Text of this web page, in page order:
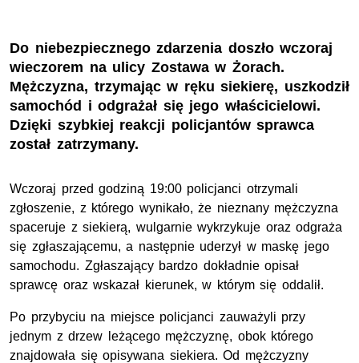
Do niebezpiecznego zdarzenia doszło wczoraj
wieczorem na ulicy Zostawa w Żorach.
Mężczyzna, trzymając w ręku siekierę, uszkodził
samochód i odgrażał się jego właścicielowi.
Dzięki szybkiej reakcji policjantów sprawca
został zatrzymany.
Wczoraj przed godziną 19:00 policjanci otrzymali
zgłoszenie, z którego wynikało, że nieznany mężczyzna
spaceruje z siekierą, wulgarnie wykrzykuje oraz odgraża
się zgłaszającemu, a następnie uderzył w maskę jego
samochodu. Zgłaszający bardzo dokładnie opisał
sprawcę oraz wskazał kierunek, w którym się oddalił.
Po przybyciu na miejsce policjanci zauważyli przy
jednym z drzew leżącego mężczyznę, obok którego
znajdowała się opisywana siekiera. Od mężczyzny